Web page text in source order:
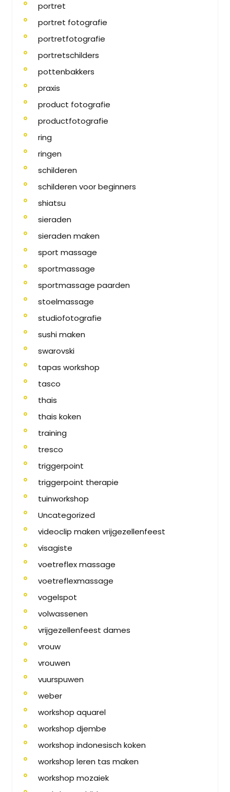
portret
portret fotografie
portretfotografie
portretschilders
pottenbakkers
praxis
product fotografie
productfotografie
ring
ringen
schilderen
schilderen voor beginners
shiatsu
sieraden
sieraden maken
sport massage
sportmassage
sportmassage paarden
stoelmassage
studiofotografie
sushi maken
swarovski
tapas workshop
tasco
thais
thais koken
training
tresco
triggerpoint
triggerpoint therapie
tuinworkshop
Uncategorized
videoclip maken vrijgezellenfeest
visagiste
voetreflex massage
voetreflexmassage
vogelspot
volwassenen
vrijgezellenfeest dames
vrouw
vrouwen
vuurspuwen
weber
workshop aquarel
workshop djembe
workshop indonesisch koken
workshop leren tas maken
workshop mozaiek